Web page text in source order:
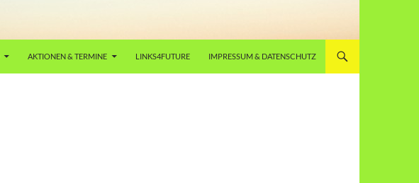
AKTIONEN & TERMINE LINKS4FUTURE IMPRESSUM & DATENSCHUTZ